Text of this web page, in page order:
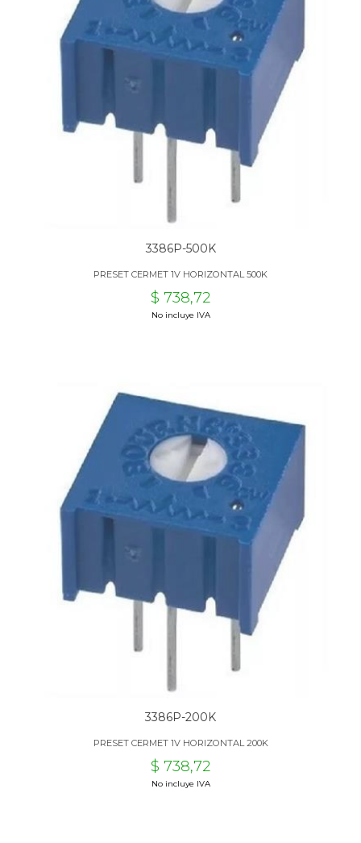
3386P-500K
PRESET CERMET 1V HORIZONTAL 500K
$ 738,72
No incluye IVA
3386P-200K
PRESET CERMET 1V HORIZONTAL 200K
$ 738,72
No incluye IVA